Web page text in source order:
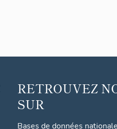
RETROUVEZ
SUR
Bases de données